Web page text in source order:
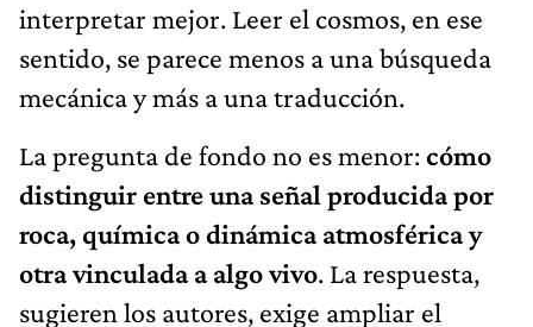
interpretar mejor. Leer el cosmos, en ese
sentido, se parece menos a una búsqueda
mecánica y más a una traducción.
La pregunta de fondo no es menor:cómo
distinguir entre una señal producida por
roca, química o dinámica atmosférica y
otra vinculada a algo vivo. La respuesta,
sugieren los autores, exige ampliar el